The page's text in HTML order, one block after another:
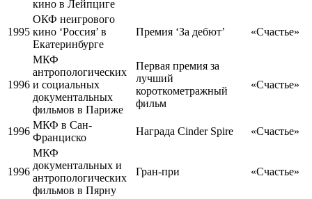
кино в Лейпциге
1995
ОКФ неигрового
кино ‘Россия’ в
Екатеринбурге
Премия ‘За дебют’ «Счастье»
1996
МКФ
антропологических
и социальных
документальных
фильмов в Париже
Первая премия за
лучший
короткометражный
фильм
«Счастье»
1996
МКФ в Сан-
Франциско
Награда Cinder Spire «Счастье»
1996
МКФ
документальных и
антропологических
фильмов в Пярну
Гран-при «Счастье»